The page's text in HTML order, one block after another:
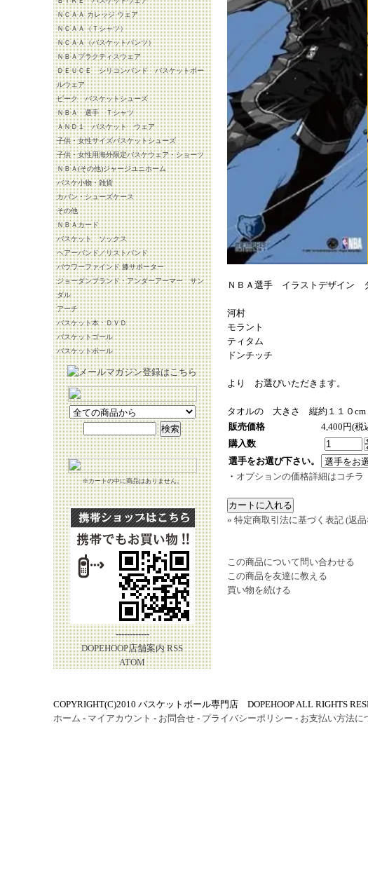
ＮＣＡＡ カレッジ ウェア
ＮＣＡＡ（Ｔシャツ）
ＮＣＡＡ（バスケットパンツ）
ＮＢＡプラクティスウェア
ＤＥＵＣＥ シリコンバンド バスケットボー
ルウェア
ピーク バスケットシューズ
ＮＢＡ 選手 Ｔシャツ
ＡＮＤ１ バスケット ウェア
子供・女性サイズバスケットシューズ
子供・女性用海外限定バスケウェア・ショーツ
ＮＢＡ(その他)ジャージユニホーム
バスケ小物・雑貨
カバン・シューズケース
その他
ＮＢＡカード
バスケット ソックス
ヘアーバンド／リストバンド
バウワーファインド 膝サポーター
ジョーダンブランド・アンダーアーマー サン
ダル
アーチ
バスケット本・ＤＶＤ
バスケットゴール
バスケットボール
※カートの中に商品はありません。
------------
DOPEHOOP店舗案内 RSS
ATOM
ＮＢＡ選手 イラストデザイン
河村
モラント
ティタム
ドンチッチ
より お選びいただきます。
タオルの 大きさ 縦約１１０
販売価格
4,400円(税
購入数
選手をお選び下さい。
・ オプションの価格詳細はコチラ
» 特定商取引法に基づく表記 (返
この商品について問い合わせる
この商品を友達に教える
買い物を続ける
COPYRIGHT(C)2010 バスケットボール専門店 DOPEHOOP ALL RIGHTS
ホーム - マイアカウント - お問合せ - プライバシーポリシー - お支払い方法に